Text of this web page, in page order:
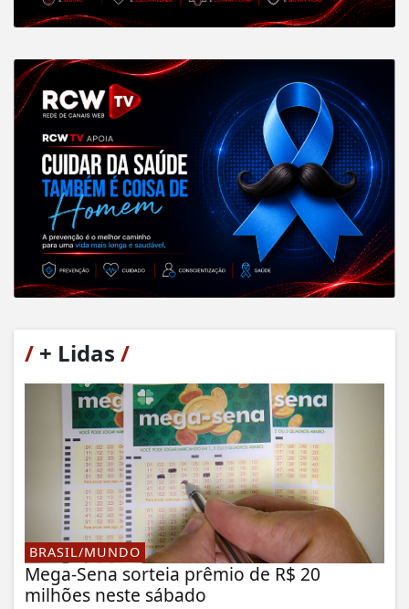
/ + Lidas /
BRASIL/MUNDO
Mega-Sena sorteia prêmio de R$ 20
milhões neste sábado